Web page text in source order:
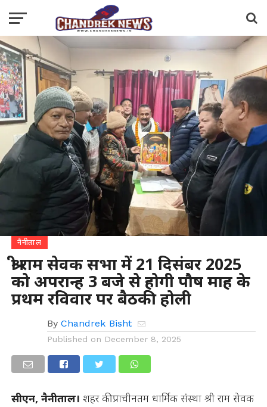
नैनीताल
श्री राम सेवक सभा में 21 दिसंबर 2025
को अपरान्ह 3 बजे से होगी पौष माह के
प्रथम रविवार पर बैठकी होली
By Chandrek Bisht
Published on December 8, 2025
सीएन, नैनीताल। शहर की प्राचीनतम धार्मिक संस्था श्री राम सेवक